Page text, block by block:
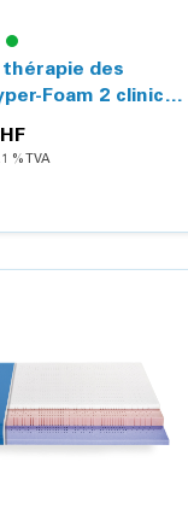
des
Foam 2 clinic
housse PU
% TVA